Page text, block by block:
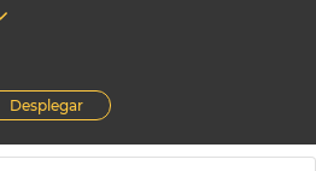
Desplegar